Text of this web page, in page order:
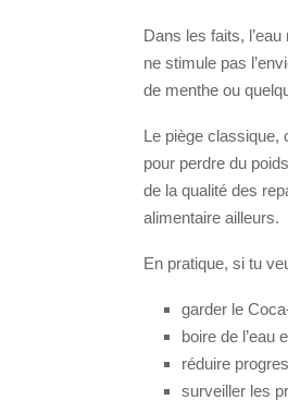
Dans les faits,
ne stimule pas
de menthe ou
Le piège classique,
pour perdre du
de la qualité des
alimentaire ailleurs.
En pratique, si tu
garder le
boire de l’eau
réduire
surveiller les